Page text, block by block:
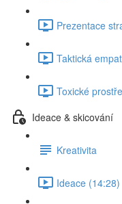
Prezentace
Taktická
Toxické
Ideace & skicování
Kreativita
Ideace (14:28)